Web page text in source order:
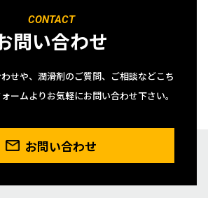
CONTACT
問い合わせ
せや、潤滑剤のご質問、ご相談などこち
ームよりお気軽にお問い合わせ下さい。
お問い合わせ